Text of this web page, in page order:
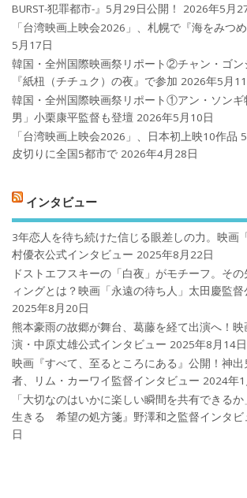
BURST-犯罪都市-』5月29日公開！
2026年5月
「台湾映画上映会2026」、札幌で『海をみつ
5月17日
韓国・全州国際映画祭リポート②チャン・ゴン
『紙杻（チチュク）の夜』で参加 2026年5月
韓国・全州国際映画祭リポート①アン・ソンギ
男」小栗康平監督も登壇 2026年5月10日
「台湾映画上映会2026」、日本初上映10作品
皮切りに全国5都市で 2026年4月28日
インタビュー
3年恋人を待ち続けた信じる眼差しの力。映画
村優衣公式インタビュー 2025年8月22日
ドストエフスキーの「白夜」がモチーフ。そ
ィングとは？映画「永遠の待ち人」太田慶監
2025年8月20日
熊本豪雨の故郷が舞台、葛藤を経て出演へ！
演・中原丈雄公式インタビュー 2025年8月14日
映画『すべて、至るところにある』公開！神
者、リム・カーワイ監督インタビュー 2024年
「大切なのはいかに楽しい瞬間を共有できる
生きる 希望の処方箋』野澤和之監督インタビ
日